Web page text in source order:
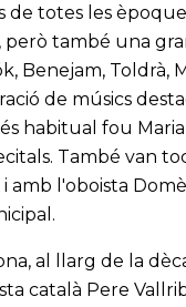
totes les
però també una
Benejam, Toldrà,
de músics
habitual fou Maria
També van
amb l'oboista
al llarg de la
català Pere